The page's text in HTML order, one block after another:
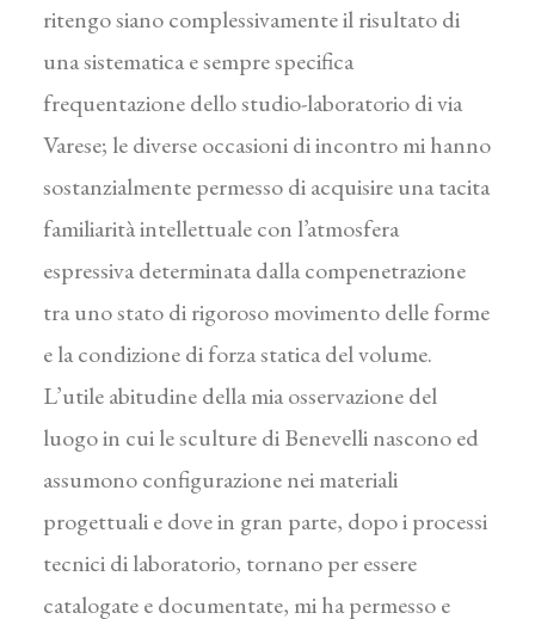
ritengo siano complessivamente il risultato di
una sistematica e sempre specifica
frequentazione dello studio-laboratorio di via
Varese; le diverse occasioni di incontro mi hanno
sostanzialmente permesso di acquisire una tacita
familiarità intellettuale con l’atmosfera
espressiva determinata dalla compenetrazione
tra uno stato di rigoroso movimento delle forme
e la condizione di forza statica del volume.
L’utile abitudine della mia osservazione del
luogo in cui le sculture di Benevelli nascono ed
assumono configurazione nei materiali
progettuali e dove in gran parte, dopo i processi
tecnici di laboratorio, tornano per essere
catalogate e documentate, mi ha permesso e